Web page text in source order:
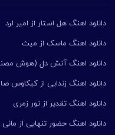
دانلود اهنگ هل استار از امیر لرد
دانلود اهنگ ماسک از میث
دانلود اهنگ آتش دل (هوش
دانلود اهنگ زندایی از کیکاوس
دانلود اهنگ تقدیر از تور زمری
دانلود اهنگ حضور تنهایی از